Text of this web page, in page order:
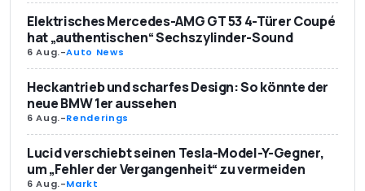
Elektrisches Mercedes-AMG GT 53 4-Türer Coupé
hat „authentischen“ Sechszylinder-Sound
6 Aug.-Auto News
Heckantrieb und scharfes Design: So könnte der
neue BMW 1er aussehen
6 Aug.-Renderings
Lucid verschiebt seinen Tesla-Model-Y-Gegner,
um „Fehler der Vergangenheit“ zu vermeiden
6 Aug.-Markt